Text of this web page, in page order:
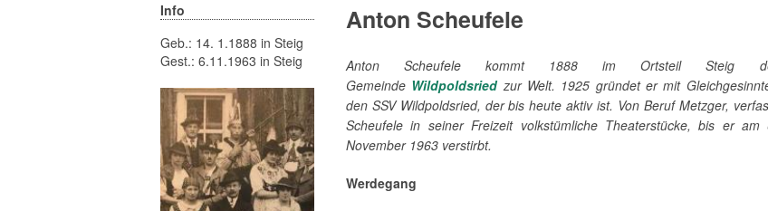
Info
Geb.: 14. 1.1888 in Steig
Gest.: 6.11.1963 in Steig
Anton Scheufele
Anton Scheufele kommt 1888 im Ortsteil Steig
Gemeinde Wildpoldsriedzur Welt. 1925 gründet er mit
den SSV Wildpoldsried, der bis heute aktiv ist. Von Beruf Metzger,
Scheufele in seiner Freizeit volkstümliche Theaterstücke, bis er am
November 1963 verstirbt.
Werdegang